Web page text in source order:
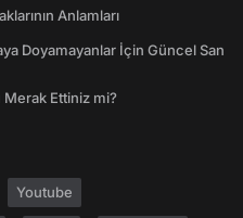
Anlamları
Doyamayanlar İçin Güncel San
Ettiniz mi?
Youtube